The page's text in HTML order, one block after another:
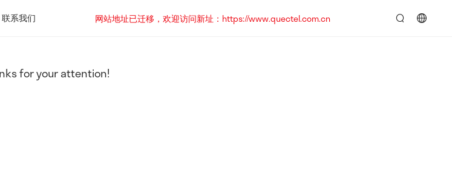
联系我们
网站地址已迁移，欢迎访问新址：https://www.quectel.com.cn
for your attention!